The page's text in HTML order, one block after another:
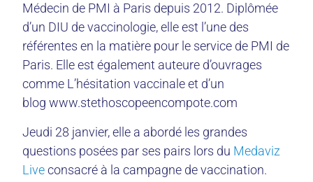
Médecin de PMI à Paris depuis 2012. Diplômée
d’un DIU de vaccinologie, elle est l’une des
référentes en la matière pour le service de PMI de
Paris. Elle est également auteure d’ouvrages
comme L’hésitation vaccinale et d’un
blog www.stethoscopeencompote.com
Jeudi 28 janvier, elle a abordé les grandes
questions posées par ses pairs lors du Medaviz
Liveconsacré à la campagne de vaccination.